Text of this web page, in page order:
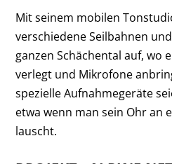
Mit seinem mobilen
verschiedene Seilbahnen
ganzen Schächental auf, wo
verlegt und Mikrofone
spezielle Aufnahmegeräte
etwa wenn man sein Ohr an
lauscht.